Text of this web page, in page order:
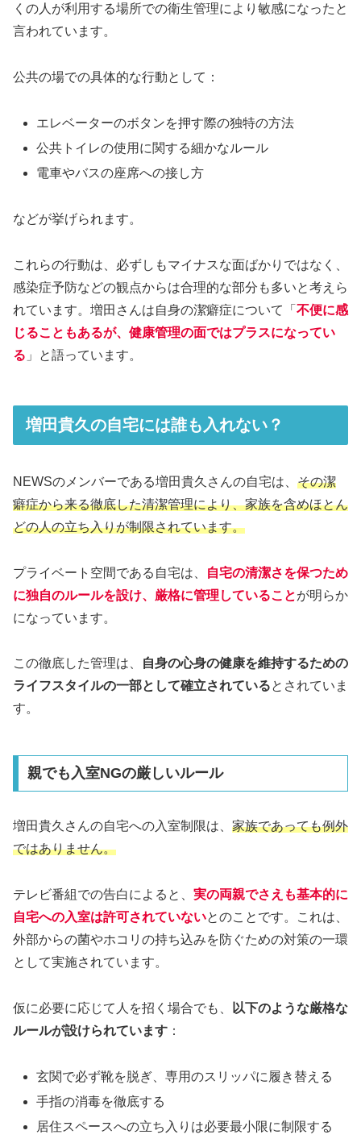
くの人が利用する場所での衛生管理により敏感になったと
言われています。
公共の場での具体的な行動として：
エレベーターのボタンを押す際の独特の方法
公共トイレの使用に関する細かなルール
電車やバスの座席への接し方
などが挙げられます。
これらの行動は、必ずしもマイナスな面ばかりではなく、
感染症予防などの観点からは合理的な部分も多いと考えら
れています。増田さんは自身の潔癖症について「 不便に感
じることもあるが、健康管理の面ではプラスになってい
る 」と語っています。
増田貴久の自宅には誰も入れない？
NEWSのメンバーである増田貴久さんの自宅は、 その潔
癖症から来る徹底した清潔管理により、家族を含めほとん
どの人の立ち入りが制限されています。
プライベート空間である自宅は、
自宅の清潔さを保つため
に独自のルールを設け、厳格に管理していることが明らか
になっています。
この徹底した管理は、
自身の心身の健康を維持するための
ライフスタイルの一部として確立されているとされていま
す。
親でも入室NGの厳しいルール
増田貴久さんの自宅への入室制限は、 家族であっても例外
ではありません。
テレビ番組での告白によると、 実の両親でさえも基本的に
自宅への入室は許可されていないとのことです。これは、
外部からの菌やホコリの持ち込みを防ぐための対策の一環
として実施されています。
仮に必要に応じて人を招く場合でも、
以下のような厳格な
ルールが設けられています ：
玄関で必ず靴を脱ぎ、専用のスリッパに履き替える
手指の消毒を徹底する
居住スペースへの立ち入りは必要最小限に制限する